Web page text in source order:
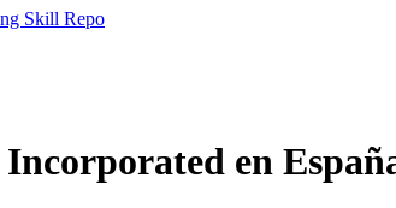
Skill Repo
en